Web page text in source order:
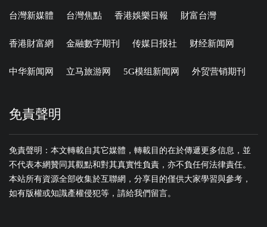
台灣新媒體 台灣焦點 香港娛樂日報 財富台灣
香港財富網 金融數字期刊 传媒日报社 财经新闻网
中华新闻网 立马旅游网 5G模组新闻网 外贸营销期刊
免責聲明
免責聲明：本文轉載自其它媒體，轉載目的在於傳遞更多信息，並
不代表本網贊同其觀點和對其真實性負責，亦不負任何法律責任。
本站所有資源全部收集於互聯網，分享目的僅供大家學習與參考，
如有版權或知識產權侵犯等，請給我們留言。